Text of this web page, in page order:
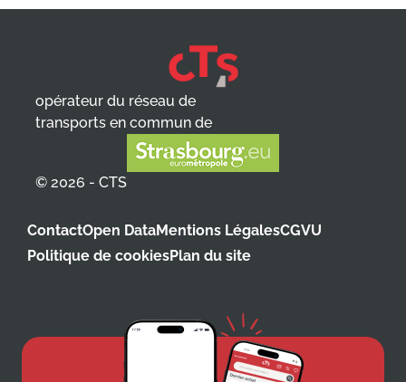
opérateur du réseau de
transports en commun de
© 2026 - CTS
ContactOpen DataMentions LégalesCGVU
Politique de cookiesPlan du site